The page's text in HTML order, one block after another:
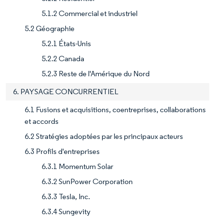
5.1.2 Commercial et industriel
5.2 Géographie
5.2.1 États-Unis
5.2.2 Canada
5.2.3 Reste de l'Amérique du Nord
6. PAYSAGE CONCURRENTIEL
6.1 Fusions et acquisitions, coentreprises, collaborations
et accords
6.2 Stratégies adoptées par les principaux acteurs
6.3 Profils d'entreprises
6.3.1 Momentum Solar
6.3.2 SunPower Corporation
6.3.3 Tesla, Inc.
6.3.4 Sungevity